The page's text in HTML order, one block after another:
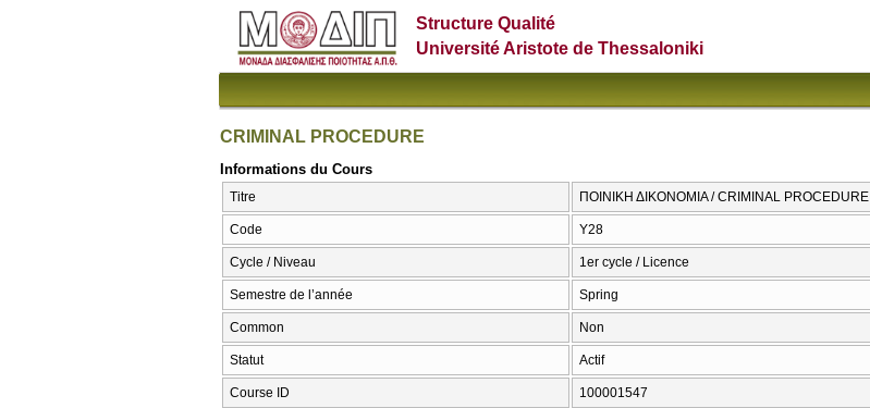
Structure Qualité
Université Aristote de Thessaloniki
CRIMINAL PROCEDURE
Informations du Cours
Titre ΠΟΙΝΙΚΗ ΔΙΚΟΝΟΜΙΑ / CRIMINAL PROCEDURE
Code Υ28
Cycle / Niveau 1er cycle / Licence
Semestre de l’année Spring
Common Non
Statut Actif
Course ID 100001547